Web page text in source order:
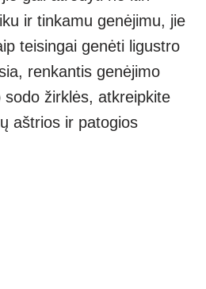
ir tinkamu genėjimu, jie
teisingai genėti ligustro
renkantis genėjimo
žirklės, atkreipkite
aštrios ir patogios